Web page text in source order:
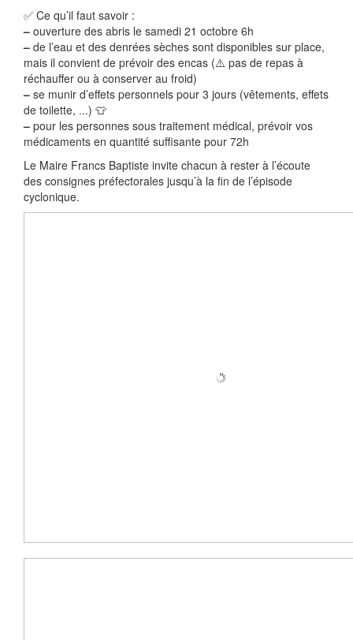
✅ Ce qu’il faut savoir :
– ouverture des abris le samedi 21 octobre 6h
– de l’eau et des denrées sèches sont disponibles sur place,
mais il convient de prévoir des encas (⚠️ pas de repas à
réchauffer ou à conserver au froid)
– se munir d’effets personnels pour 3 jours (vêtements, effets
de toilette, ...) 👕
– pour les personnes sous traitement médical, prévoir vos
médicaments en quantité suffisante pour 72h
Le Maire Francs Baptiste invite chacun à rester à l’écoute
des consignes préfectorales jusqu’à la fin de l’épisode
cyclonique.